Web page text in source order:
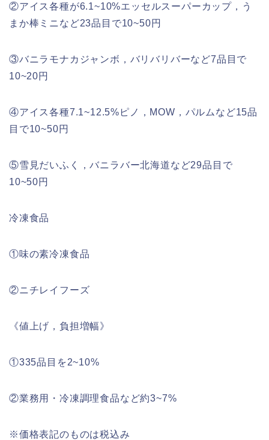
②アイス各種が6.1~10%エッセルスーパーカップ，う
まか棒ミニなど23品目で10~50円
③バニラモナカジャンボ，バリバリバーなど7品目で
10~20円
④アイス各種7.1~12.5%ピノ，MOW，パルムなど15品
目で10~50円
⑤雪見だいふく，バニラバー北海道など29品目で
10~50円
冷凍食品
①味の素冷凍食品
②ニチレイフーズ
《値上げ，負担増幅》
①335品目を2~10%
②業務用・冷凍調理食品など約3~7%
※価格表記のものは税込み